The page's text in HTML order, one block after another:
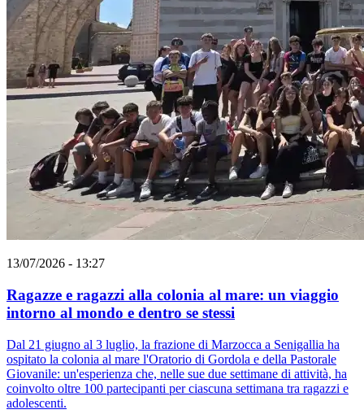
13/07/2026 - 13:27
Ragazze e ragazzi alla colonia al mare: un viaggio
intorno al mondo e dentro se stessi
Dal 21 giugno al 3 luglio, la frazione di Marzocca a Senigallia ha
ospitato la colonia al mare l'Oratorio di Gordola e della Pastorale
Giovanile: un'esperienza che, nelle sue due settimane di attività, ha
coinvolto oltre 100 partecipanti per ciascuna settimana tra ragazzi e
adolescenti.